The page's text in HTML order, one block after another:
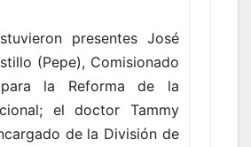
presentes José
(Pepe), Comisionado
para la Reforma de la
el doctor Tammy
de la División de